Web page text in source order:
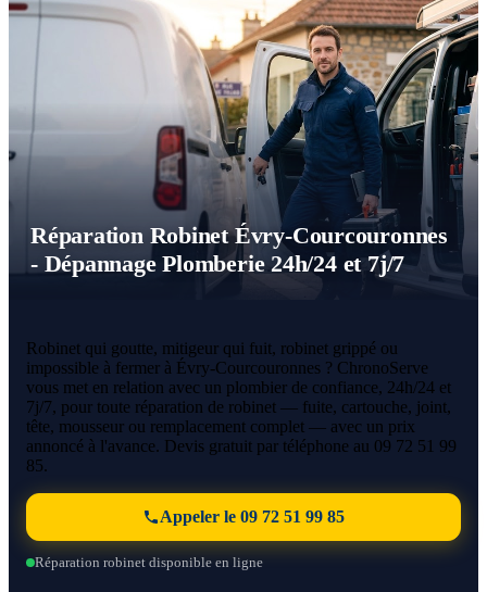
Réparation Robinet Évry-Courcouronnes
- Dépannage Plomberie 24h/24 et 7j/7
Robinet qui goutte, mitigeur qui fuit, robinet grippé ou
impossible à fermer à Évry-Courcouronnes ? ChronoServe
vous met en relation avec un plombier de confiance, 24h/24 et
7j/7, pour toute réparation de robinet — fuite, cartouche, joint,
tête, mousseur ou remplacement complet — avec un prix
annoncé à l'avance. Devis gratuit par téléphone au 09 72 51 99
85.
Appeler le 09 72 51 99 85
Réparation robinet disponible en ligne